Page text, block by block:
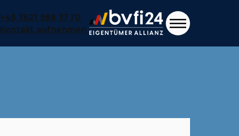
+49 7621 588 37 70
Kontakt aufnehmen